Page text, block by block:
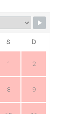
S D
1 2
8 9